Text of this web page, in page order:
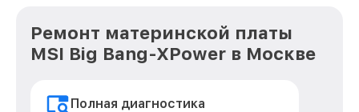
Ремонт материнской платы
MSI Big Bang-XPower в Москве
Полная диагностика